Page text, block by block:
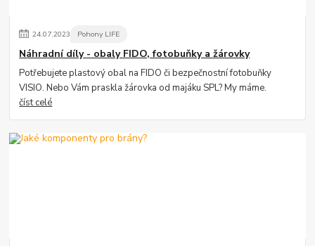
24.07.2023 Pohony LIFE
Náhradní díly - obaly FIDO, fotobuňky a žárovky
Potřebujete plastový obal na FIDO či bezpečnostní fotobuňky
VISIO. Nebo Vám praskla žárovka od majáku SPL? My máme.
číst celé